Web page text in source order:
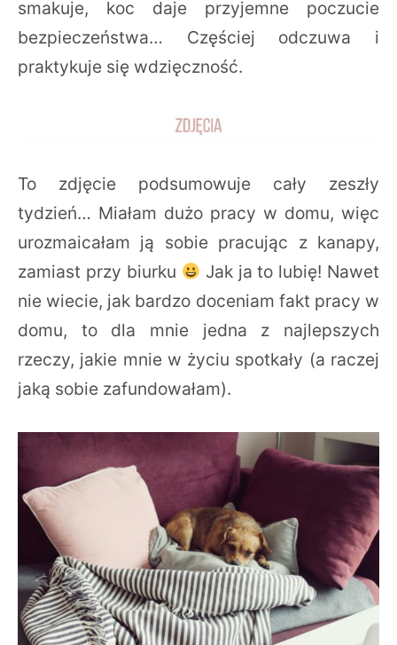
smakuje, koc daje przyjemne poczucie
bezpieczeństwa… Częściej odczuwa i
praktykuje się wdzięczność.
To zdjęcie podsumowuje cały zeszły
tydzień… Miałam dużo pracy w domu, więc
urozmaicałam ją sobie pracując z kanapy,
zamiast przy biurku
Jak ja to lubię! Nawet
nie wiecie, jak bardzo doceniam fakt pracy w
domu, to dla mnie jedna z najlepszych
rzeczy, jakie mnie w życiu spotkały (a raczej
jaką sobie zafundowałam).